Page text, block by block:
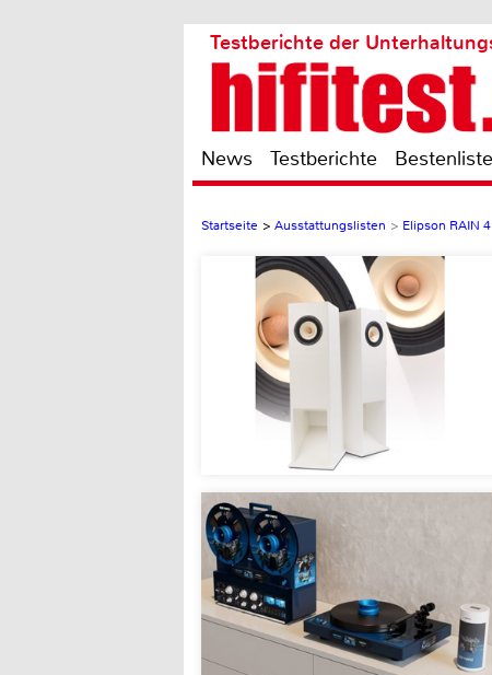
Testberichte der
News Testberichte Bestenliste
Startseite > Ausstattungslisten > Elipson RAIN 4